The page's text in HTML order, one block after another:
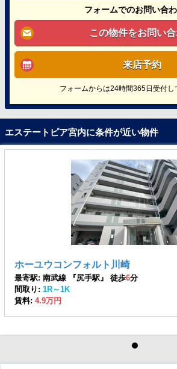
フォームでのお問い合
この物件をお問い
来店予約
フォームからは24時間365日受付し
エステートピア宮内に条件が近い物件
ホーユウコンフォルト川崎
最寄駅: 南武線 『尻手駅』 徒歩6分
間取り: 1R～1K
賃料: 4.9万円